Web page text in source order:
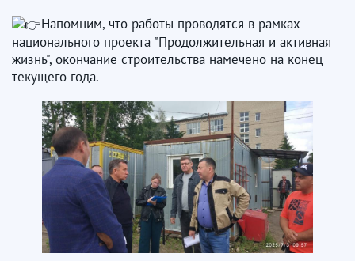
Напомним, что работы проводятся в рамках
национального проекта "Продолжительная и активная
жизнь", окончание строительства намечено на конец
текущего года.